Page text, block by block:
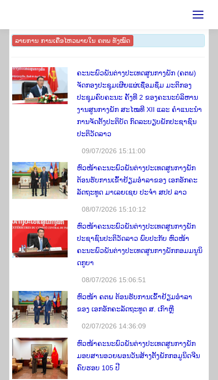
ລາຍ​ການ ການ​ເຄື່ອ​ໄຫ​ວພາຍ​ໃນ ຄ​ຕ​ພ ທັງ​ໝົດ
ຄະນະພົວພັນຕ່າງປະເທດສູນກາງພັກ (ຄຕພ)
ຈັດກອງປະຊຸມເຜີຍແຜ່ເຊື່ອມຊຶມ ມະຕິກອງ
ປະຊຸມຄົບຄະນະ ຄັ້ງທີ 2 ຂອງຄະນະບໍລິຫານ
ງານສູນກາງພັກ ສະໄໝທີ XII ແລະ ຄໍາແນະນໍາ
ການຈັດຕັ້ງປະຕິບັດ ກົດລະບຽບພັກປະຊາຊົນ
ປະຕິວັດລາວ
09/07/2026 15:11:00
ຫົວໜ້າຄະນະພົວພັນຕ່າງປະເທດສູນກາງພັກ
ຕ້ອນຮັບການເຂົ້າຢ້ຽມອຳລາຂອງ ເອກອັກຄະ
ລັດຖະທູດ ມາເລຍເຊຍ ປະຈຳ ສປປ ລາວ
08/07/2026 15:10:12
ຫົວໜ້າຄະນະພົວພັນຕ່າງປະເທດສູນກາງພັກ
ປະຊາຊົນປະຕິວັດລາວ ພົບປະກັບ ຫົວໜ້າ
ຄະນະພົວພັນຕ່າງປະເທດສູນກາງພັກກອມມນູນິ
ດກູບາ
08/07/2026 15:06:51
ຫົວໜ້າ ຄຕພ ຕ້ອນຮັບການເຂົ້າຢ້ຽມອໍາລາ
ຂອງ ເອກອັກຄະລັດຖະທູດ ສ. ເກົາຫຼີ
02/07/2026 14:36:09
ຫົວໜ້າຄະນະພົວພັນຕ່າງປະເທດສູນກາງພັກ
ມອບສານອວຍພອນວັນສ້າງຕັ້ງພັກກອມູນິດຈີນ
ຄົບຮອບ 105 ປີ